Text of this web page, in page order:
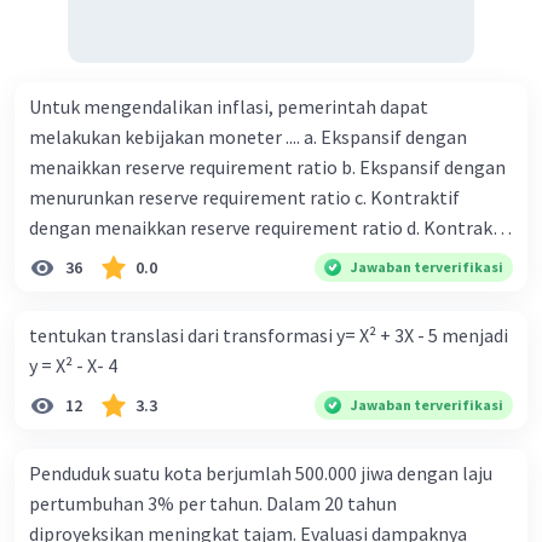
Untuk mengendalikan inflasi, pemerintah dapat
melakukan kebijakan moneter .... a. Ekspansif dengan
menaikkan reserve requirement ratio b. Ekspansif dengan
menurunkan reserve requirement ratio c. Kontraktif
dengan menaikkan reserve requirement ratio d. Kontraktif
dengan menurunkan reserve requirement ratio e.
Ekspansif dengan menaikkan tingkat diskonto Bila Bank
ceteris paribus maka .... a. Menimbulkan inflasi di mana
bentuk kurva jumlah uang beredar (penawaran uang) naik
dari kiri bawah ke kanan atas b. Menimbulkan deflasi di
uang) naik dari kiri bawah ke kanan atas c. Tingkat bunga
meningkat di mana bentuk kurva jumlah uang beredar
(penawaran uang) naik dari kiri bawah ke kanan atas d.
36 0.0 Jawaban terverifikasi
tentukan translasi dari transformasi y= X² + 3X - 5 menjadi
y = X² - X- 4
12 3.3 Jawaban terverifikasi
Penduduk suatu kota berjumlah 500.000 jiwa dengan laju
pertumbuhan 3% per tahun. Dalam 20 tahun
diproyeksikan meningkat tajam. Evaluasi dampaknya